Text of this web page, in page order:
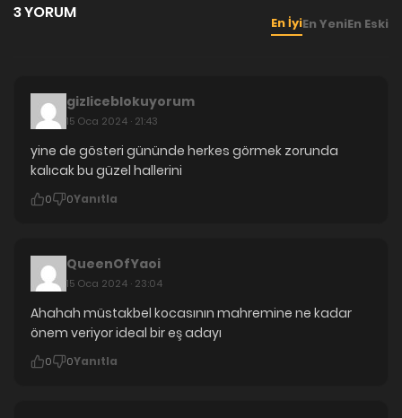
3 YORUM
En İyiEn YeniEn Eski
gizliceblokuyorum
15 Oca 2024 · 21:43
yine de gösteri gününde herkes görmek zorunda
kalıcak bu güzel hallerini
0 0Yanıtla
QueenOfYaoi
15 Oca 2024 · 23:04
Ahahah müstakbel kocasının mahremine ne kadar
önem veriyor ideal bir eş adayı
0 0Yanıtla